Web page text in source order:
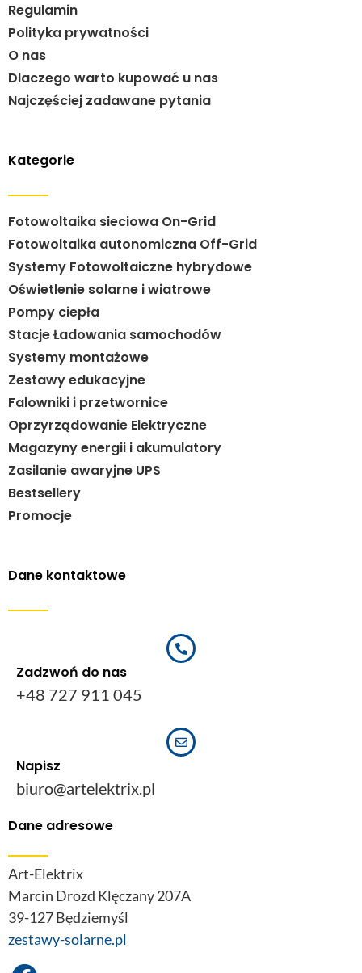
Regulamin
Polityka prywatności
O nas
Dlaczego warto kupować u nas
Najczęściej zadawane pytania
Kategorie
Fotowoltaika sieciowa On-Grid
Fotowoltaika autonomiczna Off-Grid
Systemy Fotowoltaiczne hybrydowe
Oświetlenie solarne i wiatrowe
Pompy ciepła
Stacje Ładowania samochodów
Systemy montażowe
Zestawy edukacyjne
Falowniki i przetwornice
Oprzyrządowanie Elektryczne
Magazyny energii i akumulatory
Zasilanie awaryjne UPS
Bestsellery
Promocje
Dane kontaktowe
Zadzwoń do nas
+48 727 911 045
Napisz
biuro@artelektrix.pl
Dane adresowe
Art-Elektrix
Marcin Drozd Klęczany 207A
39-127 Będziemyśl
zestawy-solarne.pl